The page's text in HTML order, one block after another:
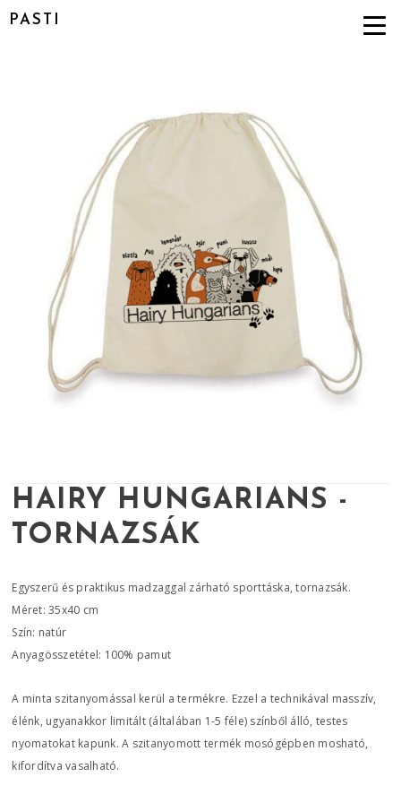
PASTI
HAIRY HUNGARIANS -
TORNAZSÁK
Egyszerű és praktikus madzaggal zárható sporttáska, tornazsák.
Méret: 35x40 cm
Szín: natúr
Anyagösszetétel: 100% pamut
A minta szitanyomással kerül a termékre. Ezzel a technikával masszív,
élénk, ugyanakkor limitált (általában 1-5 féle) színből álló, testes
nyomatokat kapunk. A szitanyomott termék mosógépben mosható,
kifordítva vasalható.